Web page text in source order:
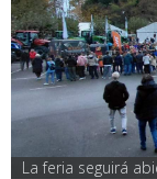
La feria seguirá